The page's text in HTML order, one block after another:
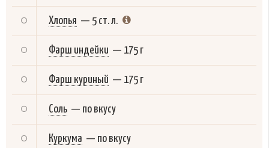
Хлопья — 5 ст. л.
Фарш индейки — 175 г
Фарш куриный — 175 г
Соль — по вкусу
Куркума — по вкусу